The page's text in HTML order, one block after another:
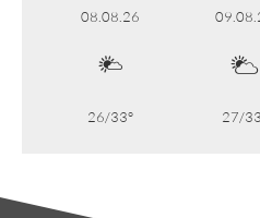
08.08.26
26/33° 27/